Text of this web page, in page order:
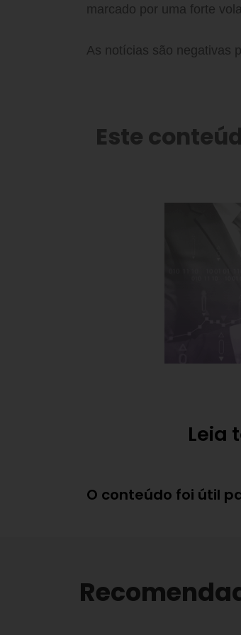
marcado por uma forte
As notícias são negativas
Este
Leia
O conteúdo foi útil